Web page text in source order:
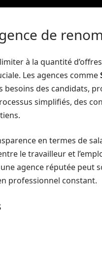
de
à la quantité
Les agences comme
des candidats,
simplifiés, des
en termes de
le travailleur et
agence réputée peut
professionnel constant.